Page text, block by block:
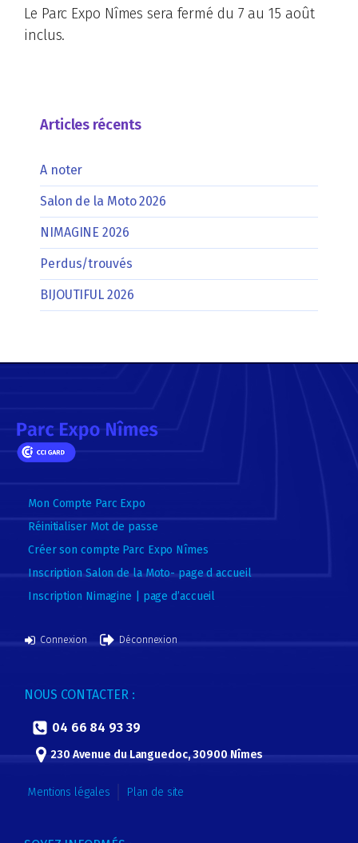
Le Parc Expo Nîmes sera fermé du 7 au 15 août
inclus.
Articles récents
A noter
Salon de la Moto 2026
NIMAGINE 2026
Perdus/trouvés
BIJOUTIFUL 2026
Mon Compte Parc Expo
Réinitialiser Mot de passe
Créer son compte Parc Expo Nîmes
Inscription Salon de la Moto- page d accueil
Inscription Nimagine | page d’accueil
Connexion Déconnexion
NOUS CONTACTER :
04 66 84 93 39
230 Avenue du Languedoc, 30900 Nîmes
Mentions légales Plan de site